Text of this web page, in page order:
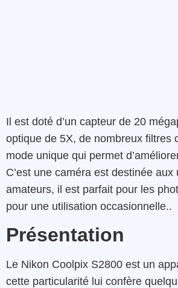
Il est doté d’un capteur de 20
optique de 5X, de nombreux filtres
mode unique qui permet
C’est une caméra est destinée aux
amateurs, il est parfait pour les
pour une utilisation occasionnelle..
Présentation
Le Nikon Coolpix S2800 est un
cette particularité lui confère